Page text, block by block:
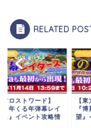
RELATED
ト攻略
方ロストワード】
麗神社学院 八雲の野
イベント攻略情報
イベン
【
『
二怪